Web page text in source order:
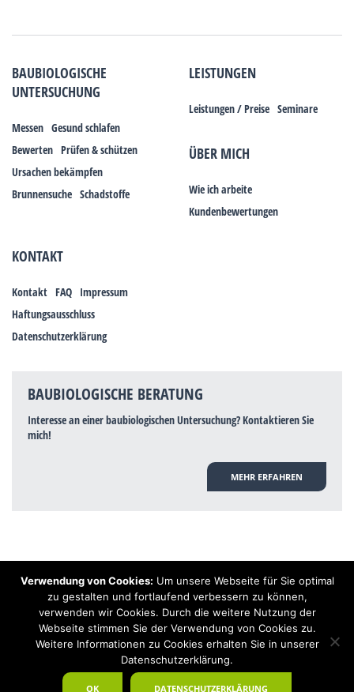
BAUBIOLOGISCHE
UNTERSUCHUNG
Messen Gesund schlafen
Bewerten Prüfen & schützen
Ursachen bekämpfen
Brunnensuche Schadstoffe
LEISTUNGEN
Leistungen / Preise Seminare
ÜBER MICH
Wie ich arbeite
Kundenbewertungen
KONTAKT
Kontakt FAQ Impressum
Haftungsausschluss
Datenschutzerklärung
BAUBIOLOGISCHE BERATUNG
Interesse an einer baubiologischen Untersuchung? Kontaktieren Sie
mich!
MEHR ERFAHREN
Hinweis: Trotz zahlreicher Studien, die einen Zusammenhang zwischen
Elektrosmog und gesundheitlichen Problemen aufzeigen, ist es von der
praktischen Schulmedizin bisher wissenschaftlich nicht anerkannt, dass
Elektrosmog und Erdstrahlen gesundheitliche Auswirkungen haben können.
Ähnliches galt auch über Jahrzehnte für die Akkupunktur und die
Homöopathie. Sie suchen einen Baubiologen? Baubiologe Baldermnn - Ihr
Spezialist für gesunden Schlaf!
Verwendung von Cookies: Um unsere Webseite für Sie optimal
zu gestalten und fortlaufend verbessern zu können,
verwenden wir Cookies. Durch die weitere Nutzung der
Webseite stimmen Sie der Verwendung von Cookies zu.
Weitere Informationen zu Cookies erhalten Sie in unserer
Datenschutzerklärung.
OK DATENSCHUTZERKLÄRUNG